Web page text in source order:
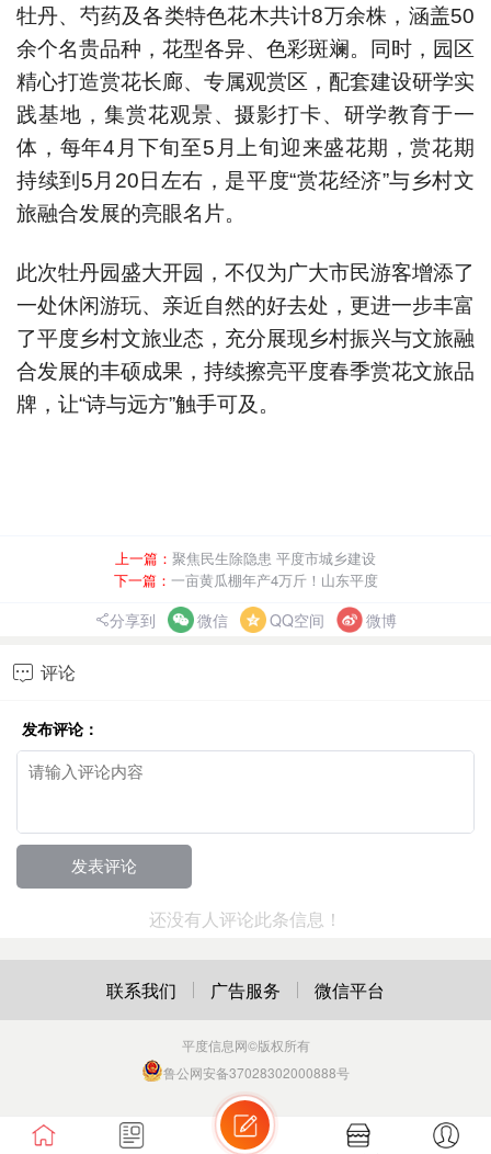
牡丹、芍药及各类特色花木共计8万余株，涵盖50
余个名贵品种，花型各异、色彩斑斓。同时，园区
精心打造赏花长廊、专属观赏区，配套建设研学实
践基地，集赏花观景、摄影打卡、研学教育于一
体，每年4月下旬至5月上旬迎来盛花期，赏花期
持续到5月20日左右，是平度“赏花经济”与乡村文
旅融合发展的亮眼名片。
此次牡丹园盛大开园，不仅为广大市民游客增添了
一处休闲游玩、亲近自然的好去处，更进一步丰富
了平度乡村文旅业态，充分展现乡村振兴与文旅融
合发展的丰硕成果，持续擦亮平度春季赏花文旅品
牌，让“诗与远方”触手可及。
上一篇： 聚焦民生除隐患 平度市城乡建设
下一篇： 一亩黄瓜棚年产4万斤！山东平度
分享到 微信 QQ空间 微博
 评论
发布评论：
还没有人评论此条信息！
联系我们 广告服务 微信平台
平度信息网©版权所有
鲁公网安备37028302000888号